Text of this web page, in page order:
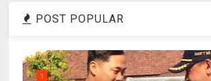
POST POPULAR
1